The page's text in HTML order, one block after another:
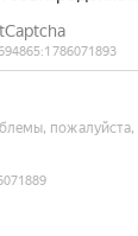
пожалуйста,